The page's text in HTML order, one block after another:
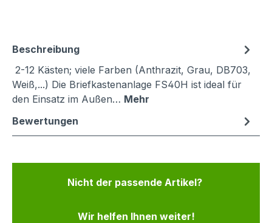
Beschreibung
2-12 Kästen; viele Farben (Anthrazit, Grau, DB703,
Weiß,...) Die Briefkastenanlage FS40H ist ideal für
den Einsatz im Außen… Mehr
Bewertungen
Nicht der passende Artikel?
Wir helfen Ihnen weiter!